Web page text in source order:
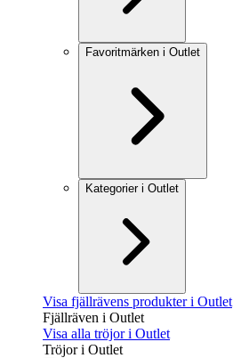
Favoritmärken i Outlet
Kategorier i Outlet
Visa fjällrävens produkter i Outlet
Fjällräven i Outlet
Visa alla tröjor i Outlet
Tröjor i Outlet